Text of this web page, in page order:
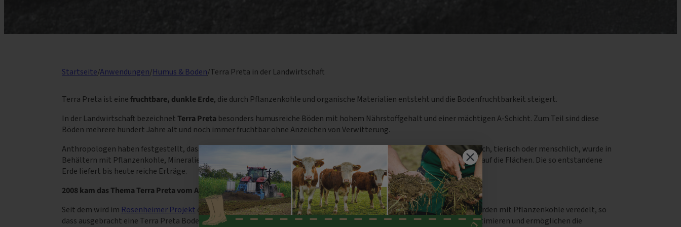
Startseite/Anwendungen/Humus & Boden/Terra Preta in der Landwirtschaft
Terra Preta ist einefruchtbare, dunkle Erde, die durch Pflanzenkohle und organische Materialien entsteht und die Bodenfruchtbarkeit steigert.
In der Landwirtschaft bezeichnetTerra Preta besonders humusreiche Böden mit hohem Nährstoffgehalt und einer mächtigen A-Schicht. Zum Teil sind diese
Böden mehrere hundert Jahre alt und noch immer fruchtbar ohne Anzeichen von Verwitterung.
Anthropologen haben festgestellt, dass die Terra Preta von Menschenhand gemacht wurde. Organik jeder Art, ob pflanzlich, tierisch oder menschlich, wurde in
Behältern mit Pflanzenkohle, Mineralien und Fermenten fermentiert statt kompostiert. Dieses Material kam als Dünger auf die Flächen. Die so entstandene
Erde liefert bis heute reiche Erträge.
2008 kam das Thema Terra Preta vom Amazonasgebiet nach Europa.
Seit dem wird im Rosenheimer Projekt die Theorie in der Praxis umgesetzt. Rohstoffe wie Mist, Gülle oder Grünschnitt werden mit Pflanzenkohle veredelt, so
dass ausgebracht eine Terra Preta Boden entsteht. Mit im Spiel sind immer Mikroorganismen und Mineralien, denn sie optimieren und ermöglichen die